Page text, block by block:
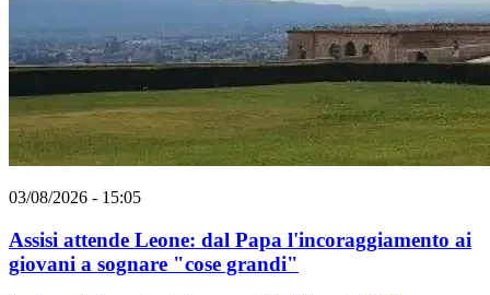
03/08/2026 - 15:05
Assisi attende Leone: dal Papa l'incoraggiamento ai
giovani a sognare "cose grandi"